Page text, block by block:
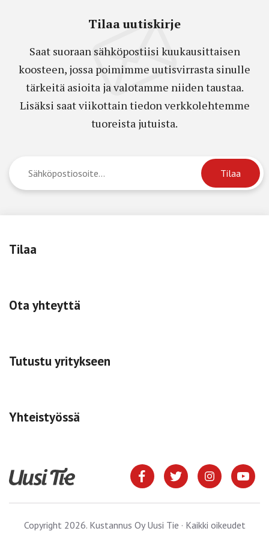
Tilaa uutiskirje
Saat suoraan sähköpostiisi kuukausittaisen
koosteen, jossa poimimme uutisvirrasta sinulle
tärkeitä asioita ja valotamme niiden taustaa.
Lisäksi saat viikottain tiedon verkkolehtemme
tuoreista jutuista.
Tilaa
Ota yhteyttä
Tutustu yritykseen
Yhteistyössä
Copyright 2026. Kustannus Oy Uusi Tie · Kaikki oikeudet